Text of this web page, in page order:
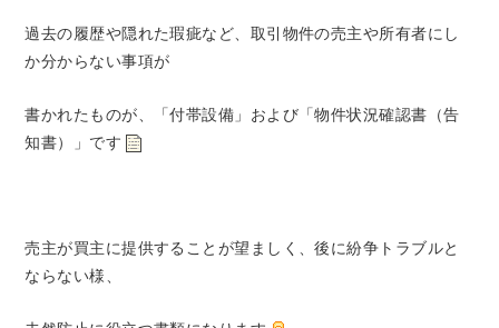
過去の履歴や隠れた瑕疵など、取引物件の売主や所有者にし
か分からない事項が
書かれたものが、「付帯設備」および「物件状況確認書（告
知書）」です
売主が買主に提供することが望ましく、後に紛争トラブルと
ならない様、